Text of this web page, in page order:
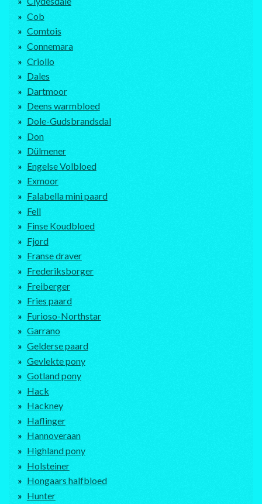
Cob
Comtois
Connemara
Criollo
Dales
Dartmoor
Deens warmbloed
Dole-Gudsbrandsdal
Don
Dülmener
Engelse Volbloed
Exmoor
Falabella mini paard
Fell
Finse Koudbloed
Fjord
Franse draver
Frederiksborger
Freiberger
Fries paard
Furioso-Northstar
Garrano
Gelderse paard
Gevlekte pony
Gotland pony
Hack
Hackney
Haflinger
Hannoveraan
Highland pony
Holsteiner
Hongaars halfbloed
Hunter